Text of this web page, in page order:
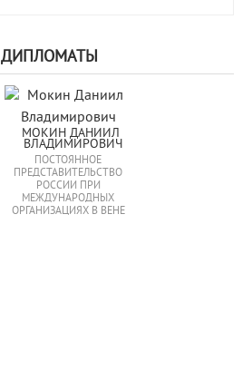
ДИПЛОМАТЫ
МОКИН ДАНИИЛ
ВЛАДИМИРОВИЧ
ПОСТОЯННОЕ
ПРЕДСТАВИТЕЛЬСТВО
РОССИИ ПРИ
МЕЖДУНАРОДНЫХ
ОРГАНИЗАЦИЯХ В ВЕНЕ